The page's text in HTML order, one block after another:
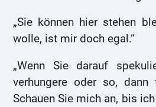
„Sie können hier stehen
wolle, ist mir doch egal.“
„Wenn Sie darauf
verhungere oder so, dann
Schauen Sie mich an, bis